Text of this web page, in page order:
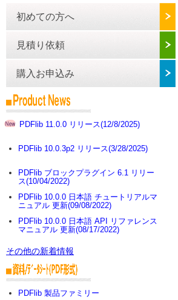
初めての方へ
見積り依頼
購入お申込み
PDFlib 11.0.0 リリース(12/8/2025)
PDFlib 10.0.3p2 リリース(3/28/2025)
PDFlib ブロックプラグイン 6.1 リリー
ス(10/04/2022)
PDFlib 10.0.0 日本語 チュートリアルマ
ニュアル 更新(09/08/2022)
PDFlib 10.0.0 日本語 API リファレンス
マニュアル 更新(08/17/2022)
その他の新着情報
PDFlib 製品ファミリー